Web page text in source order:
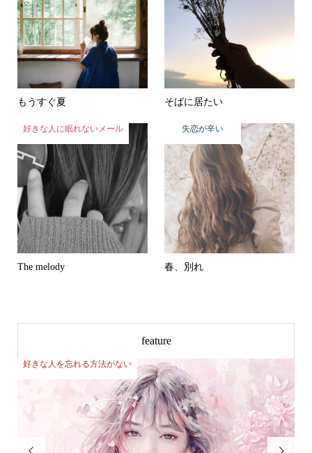
もうすぐ夏 そばに居たい
好きな人に眠れないメール
The melody
失恋が辛い
春、別れ
feature
好きな人を忘れる方法がない